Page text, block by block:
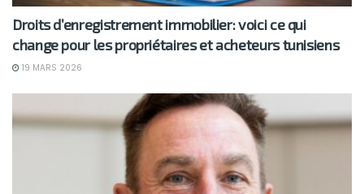
Droits d’enregistrement immobilier: voici ce qui
change pour les propriétaires et acheteurs tunisiens
19 MARS 2026